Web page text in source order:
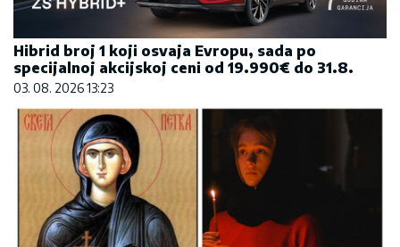
Hibrid broj 1 koji osvaja Evropu, sada po
specijalnoj akcijskoj ceni od 19.990€ do 31.8.
03. 08. 2026 13:23